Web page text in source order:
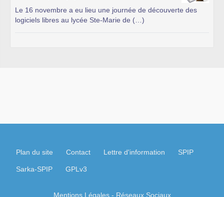
Le 16 novembre a eu lieu une journée de découverte des
logiciels libres au lycée Ste-Marie de (…)
Plan du site Contact Lettre d'information SPIP
Sarka-SPIP GPLv3
Mentions Légales- Réseaux Sociaux